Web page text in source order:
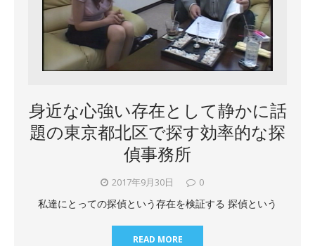
身近な心強い存在として静かに話
題の東京都北区で探す効率的な探
偵事務所
2017年9月30日 0
私達にとっての探偵という存在を検証する 探偵という
READ MORE